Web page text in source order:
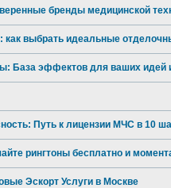
бренды медицинской
выбрать идеальные
База эффектов для ваших идей
Путь к лицензии МЧС в 10
рингтоны бесплатно и
Эскорт Услуги в Москве